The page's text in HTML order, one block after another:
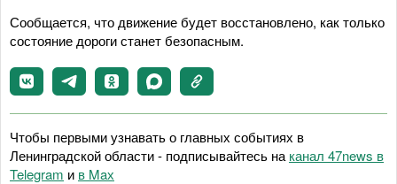
Сообщается, что движение будет восстановлено, как только
состояние дороги станет безопасным.
Чтобы первыми узнавать о главных событиях в
Ленинградской области - подписывайтесь на канал 47news в
Telegram и в Maх